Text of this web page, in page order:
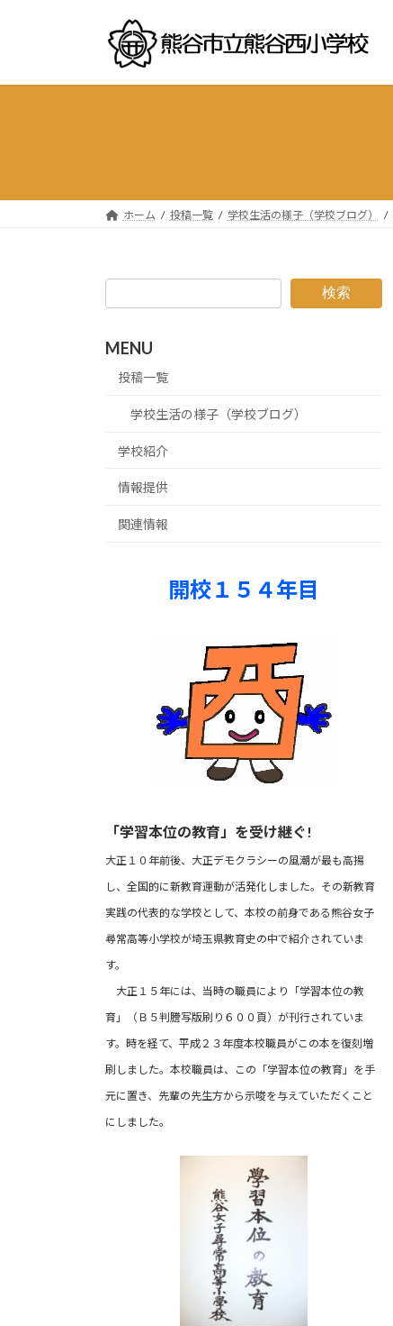
プ
動
ホーム 投稿一覧 学校生活の様子（学校ブログ）
検索
MENU
投稿一覧
学校生活の様子（学校ブログ）
学校紹介
情報提供
関連情報
開校１５４年目
「学習本位の教育」を受け継ぐ!
大正１０年前後、大正デモクラシーの風潮が最も高揚
し、全国的に新教育運動が活発化しました。その新教育
実践の代表的な学校として、本校の前身である熊谷女子
尋常高等小学校が埼玉県教育史の中で紹介されていま
す。
大正１５年には、当時の職員により「学習本位の教
育」（Ｂ５判謄写版刷り６００頁）が刊行されていま
す。時を経て、平成２３年度本校職員がこの本を復刻増
刷しました。本校職員は、この「学習本位の教育」を手
元に置き、先輩の先生方から示唆を与えていただくこと
にしました。